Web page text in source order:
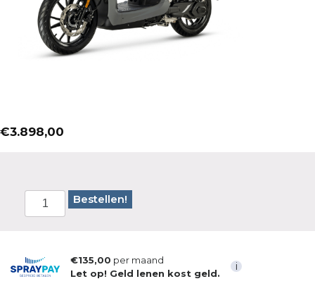
€3.898,00
Bestellen!
€135,00 per maand
Let op! Geld lenen kost geld.
i